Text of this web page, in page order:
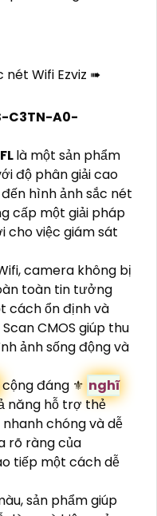
C3TN-A0-
là một sản phẩm
độ phân giải cao
hình ảnh sắc nét
cấp một giải pháp
cho việc giám sát
camera không bị
toàn tin tưởng
cách ổn định và
CMOS giúp thu
ảnh sống động và
cộng đáng ⚜️ nghĩ
năng hỗ trợ thẻ
chóng và dễ
rõ ràng của
tiếp một cách dễ
sản phẩm giúp